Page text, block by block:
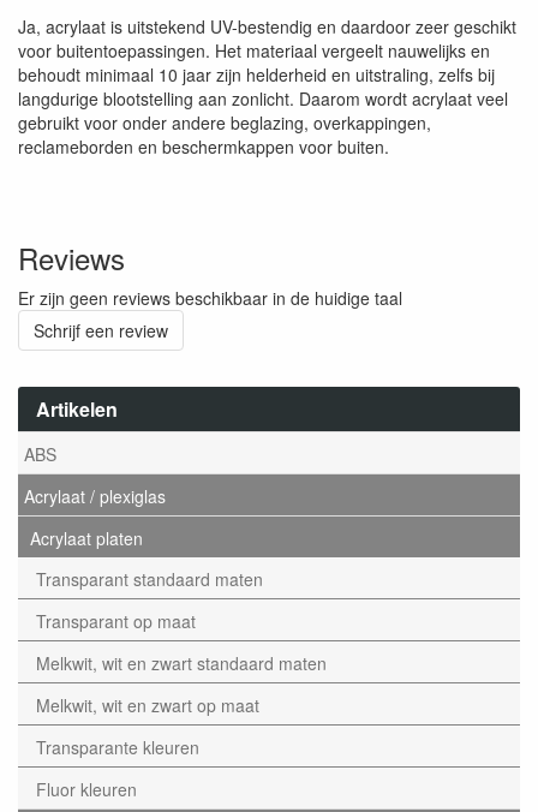
Artikelen
ABS
Acrylaat / plexiglas
Acrylaat platen
Transparant standaard maten
Transparant op maat
Melkwit, wit en zwart standaard maten
Melkwit, wit en zwart op maat
Transparante kleuren
Fluor kleuren
Ja, acrylaat is uitstekend UV-bestendig en daardoor zeer geschikt
voor buitentoepassingen. Het materiaal vergeelt nauwelijks en
behoudt minimaal 10 jaar zijn helderheid en uitstraling, zelfs bij
langdurige blootstelling aan zonlicht. Daarom wordt acrylaat veel
gebruikt voor onder andere beglazing, overkappingen,
reclameborden en beschermkappen voor buiten.
Reviews
Er zijn geen reviews beschikbaar in de huidige taal
Schrijf een review